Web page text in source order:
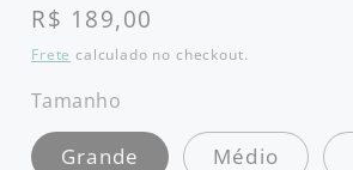
Preço
normal
R$ 189,00
Frete calculado no checkout.
Tamanho
Grande Médio